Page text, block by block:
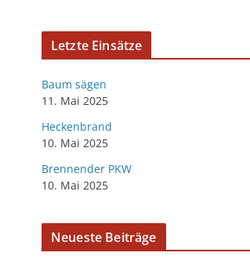
Letzte Einsätze
Baum sägen
11. Mai 2025
Heckenbrand
10. Mai 2025
Brennender PKW
10. Mai 2025
Neueste Beiträge